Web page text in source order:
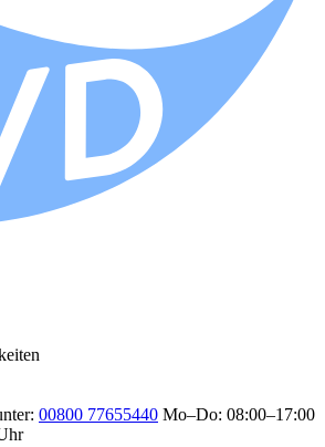
00800 77655440 Mo–Do: 08:00–17:00